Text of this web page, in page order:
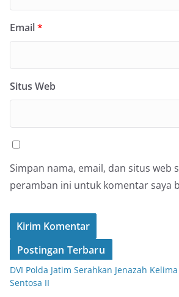
Email*
Situs Web
Simpan nama, email, dan situs web
peramban ini untuk komentar saya
Postingan Terbaru
DVI Polda Jatim Serahkan Jenazah
Sentosa II